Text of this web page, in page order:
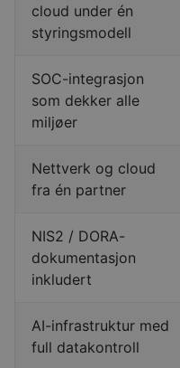
cloud under én
styringsmodell
SOC-integrasjon
som dekker alle
miljøer
Nettverk og cloud
fra én partner
NIS2 / DORA-
dokumentasjon
inkludert
AI-infrastruktur med
full datakontroll